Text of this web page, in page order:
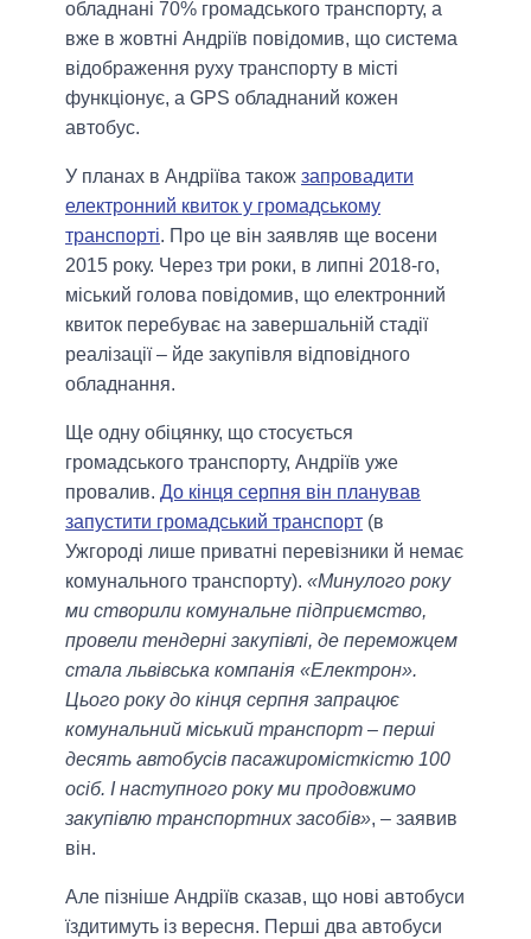
обладнані 70% громадського транспорту, а
вже в жовтні Андріїв повідомив, що система
відображення руху транспорту в місті
функціонує, а GPS обладнаний кожен
автобус.
У планах в Андріїва також запровадити
електронний квиток у громадському
транспорті. Про це він заявляв ще восени
2015 року. Через три роки, в липні 2018-го,
міський голова повідомив, що електронний
квиток перебуває на завершальній стадії
реалізації – йде закупівля відповідного
обладнання.
Ще одну обіцянку, що стосується
громадського транспорту, Андріїв уже
провалив. До кінця серпня він планував
запустити громадський транспорт (в
Ужгороді лише приватні перевізники й немає
комунального транспорту). «Минулого року
ми створили комунальне підприємство,
провели тендерні закупівлі, де переможцем
стала львівська компанія «Електрон».
Цього року до кінця серпня запрацює
комунальний міський транспорт – перші
десять автобусів пасажиромісткістю 100
осіб. І наступного року ми продовжимо
закупівлю транспортних засобів», – заявив
він.
Але пізніше Андріїв сказав, що нові автобуси
їздитимуть із вересня. Перші два автобуси